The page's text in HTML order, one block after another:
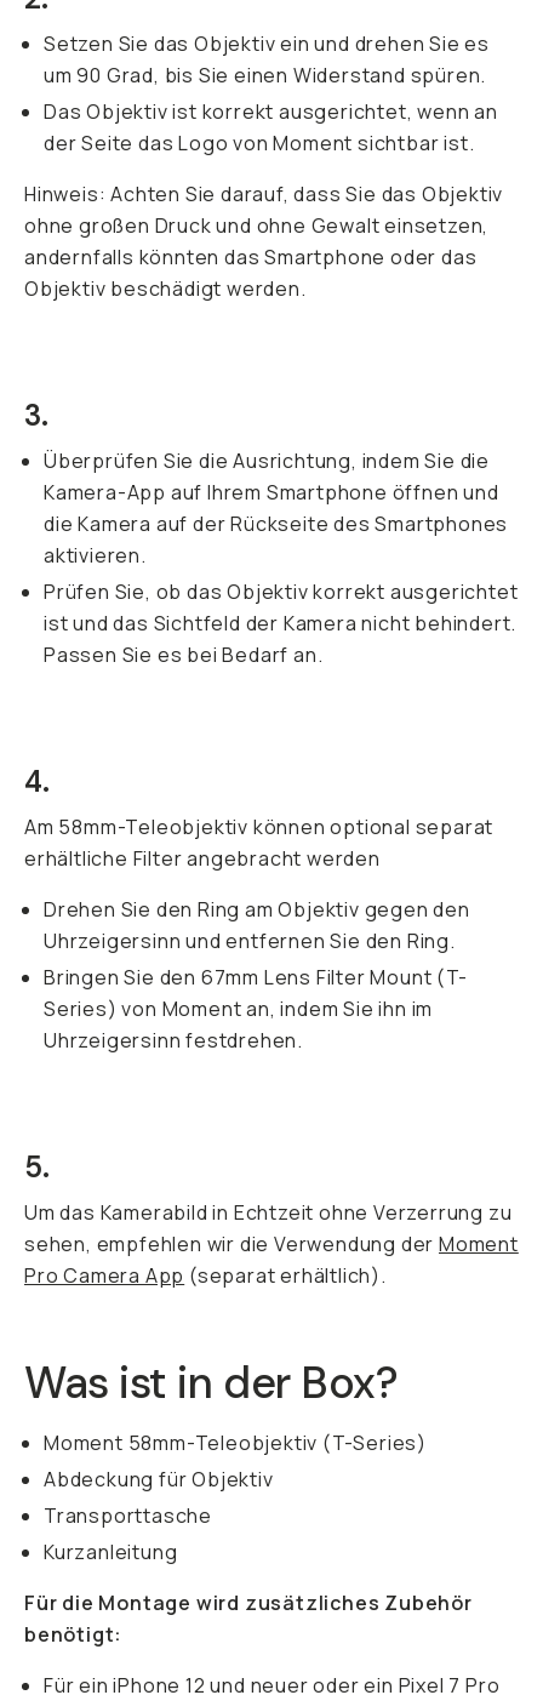
Setzen Sie das Objektiv ein und drehen Sie es
um 90 Grad, bis Sie einen Widerstand spüren.
Das Objektiv ist korrekt ausgerichtet, wenn an
der Seite das Logo von Moment sichtbar ist.
Hinweis: Achten Sie darauf, dass Sie das Objektiv
ohne großen Druck und ohne Gewalt einsetzen,
andernfalls könnten das Smartphone oder das
Objektiv beschädigt werden.
3.
Überprüfen Sie die Ausrichtung, indem Sie die
Kamera-App auf Ihrem Smartphone öffnen und
die Kamera auf der Rückseite des Smartphones
aktivieren.
Prüfen Sie, ob das Objektiv korrekt ausgerichtet
ist und das Sichtfeld der Kamera nicht behindert.
Passen Sie es bei Bedarf an.
4.
Am 58mm-Teleobjektiv können optional separat
erhältliche Filter angebracht werden
Drehen Sie den Ring am Objektiv gegen den
Uhrzeigersinn und entfernen Sie den Ring.
Bringen Sie den 67mm Lens Filter Mount (T-
Series) von Moment an, indem Sie ihn im
Uhrzeigersinn festdrehen.
5.
Um das Kamerabild in Echtzeit ohne Verzerrung zu
sehen, empfehlen wir die Verwendung der Moment
Pro Camera App (separat erhältlich).
Was ist in der Box?
Moment 58mm-Teleobjektiv (T-Series)
Abdeckung für Objektiv
Transporttasche
Kurzanleitung
Für die Montage wird zusätzliches Zubehör
benötigt:
Für ein iPhone 12 und neuer oder ein Pixel 7 Pro